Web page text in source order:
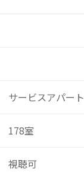
サービスアパート
178室
視聴可